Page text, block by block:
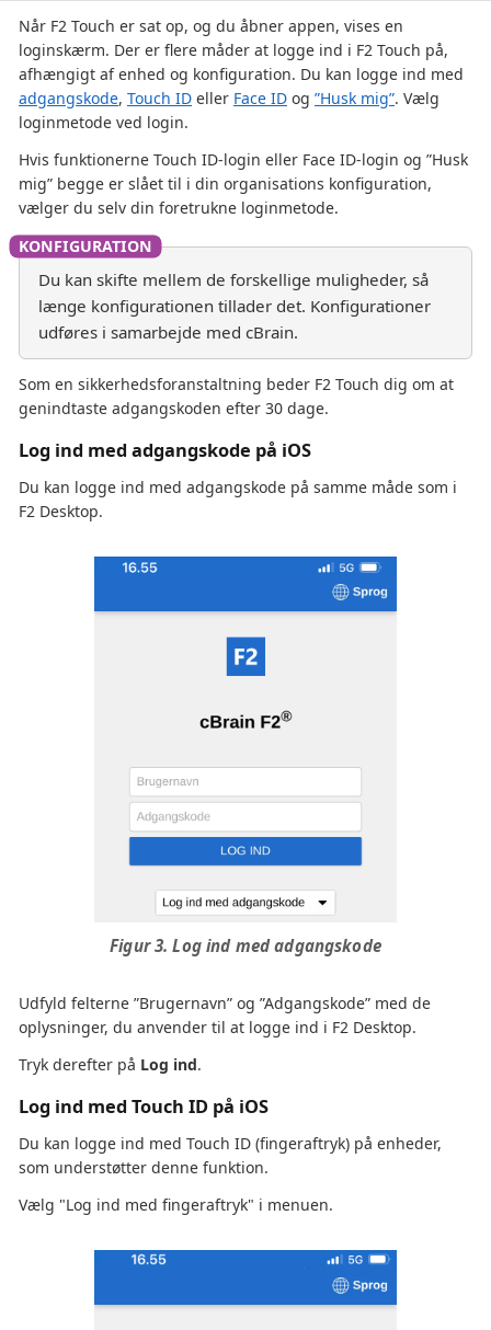
Når F2 Touch er sat op, og du åbner appen, vises en
loginskærm. Der er flere måder at logge ind i F2 Touch på,
afhængigt af enhed og konfiguration. Du kan logge ind med
adgangskode, Touch ID eller Face ID og ”Husk mig”. Vælg
loginmetode ved login.
Hvis funktionerne Touch ID-login eller Face ID-login og ”Husk
mig” begge er slået til i din organisations konfiguration,
vælger du selv din foretrukne loginmetode.
Du kan skifte mellem de forskellige muligheder, så
længe konfigurationen tillader det. Konfigurationer
udføres i samarbejde med cBrain.
Som en sikkerhedsforanstaltning beder F2 Touch dig om at
genindtaste adgangskoden efter 30 dage.
Log ind med adgangskode på iOS
Du kan logge ind med adgangskode på samme måde som i
F2 Desktop.
Figur 3. Log ind med adgangskode
Udfyld felterne ”Brugernavn” og ”Adgangskode” med de
oplysninger, du anvender til at logge ind i F2 Desktop.
Tryk derefter på Log ind.
Log ind med Touch ID på iOS
Du kan logge ind med Touch ID (fingeraftryk) på enheder,
som understøtter denne funktion.
Vælg "Log ind med fingeraftryk" i menuen.